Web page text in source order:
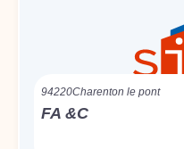
94220Charenton le pont
FA &C